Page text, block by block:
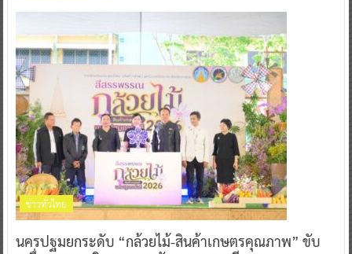
ข่าวทั่วไทย
นครปฐมยกระดับ “กล้วยไม้-สินค้าเกษตรคุณภาพ” ขับ